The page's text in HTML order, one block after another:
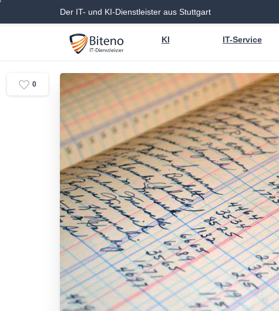
Der IT- und KI-Dienstleister aus Stuttgart
KI IT-Service
0